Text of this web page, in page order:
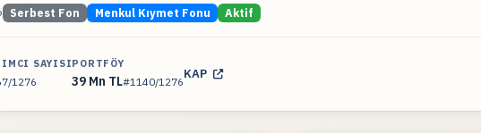
Serbest Fon Menkul Kıymet Fonu Aktif
SAYISI
1276
PORTFÖY
39 Mn TL#1140/1276
KAP